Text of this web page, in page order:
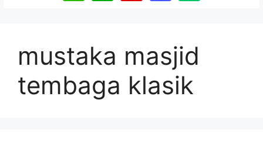
mustaka masjid
tembaga klasik